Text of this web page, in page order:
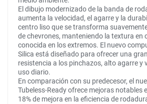
El dibujo modernizado de la banda de
aumenta la velocidad, el agarre y la
centro liso que se transforma
de chevrones, manteniendo la textura en
conocida en los extremos. El nuevo
Silica está diseñado para ofrecer una
resistencia a los pinchazos, alto agarre y
uso diario.
En comparación con su predecesor, el
Tubeless-Ready ofrece mejoras notables
18% de mejora en la eficiencia de